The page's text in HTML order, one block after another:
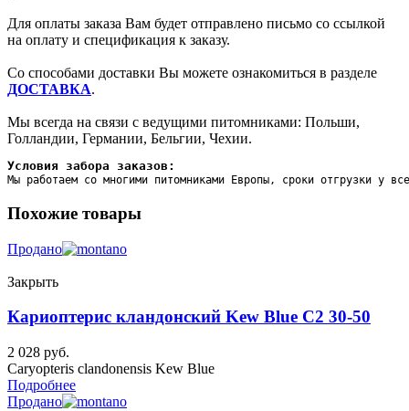
Для оплаты заказа Вам будет отправлено письмо со ссылкой
на оплату и спецификация к заказу.
Со способами доставки Вы можете ознакомиться в разделе
ДОСТАВКА.
Мы всегда на связи с ведущими питомниками: Польши,
Голландии, Германии, Бельгии, Чехии.
Условия забора заказов:
Мы работаем со многими питомниками Европы, сроки отгрузки у
Похожие товары
Продано
Закрыть
Кариоптерис кландонский Kew Blue C2 30-50
2 028 руб.
Caryopteris clandonensis Kew Blue
Подробнее
Продано